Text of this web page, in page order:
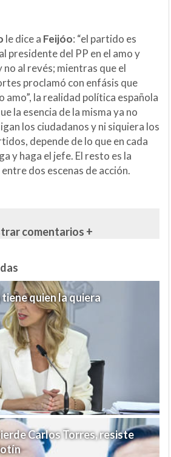
le dice a Feijóo: “el partido es
presidente del PP en el amo y
no al revés; mientras que el
proclamó con enfásis que
amo”, la realidad política española
la esencia de la misma ya no
los ciudadanos y ni siquiera los
depende de lo que en cada
y haga el jefe. El resto es la
dos escenas de acción.
comentarios +
quien la quiera
Carlos Torres, resiste